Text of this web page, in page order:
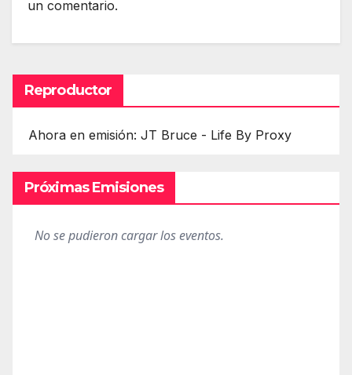
un comentario.
Reproductor
Ahora en emisión: JT Bruce - Life By Proxy
Próximas Emisiones